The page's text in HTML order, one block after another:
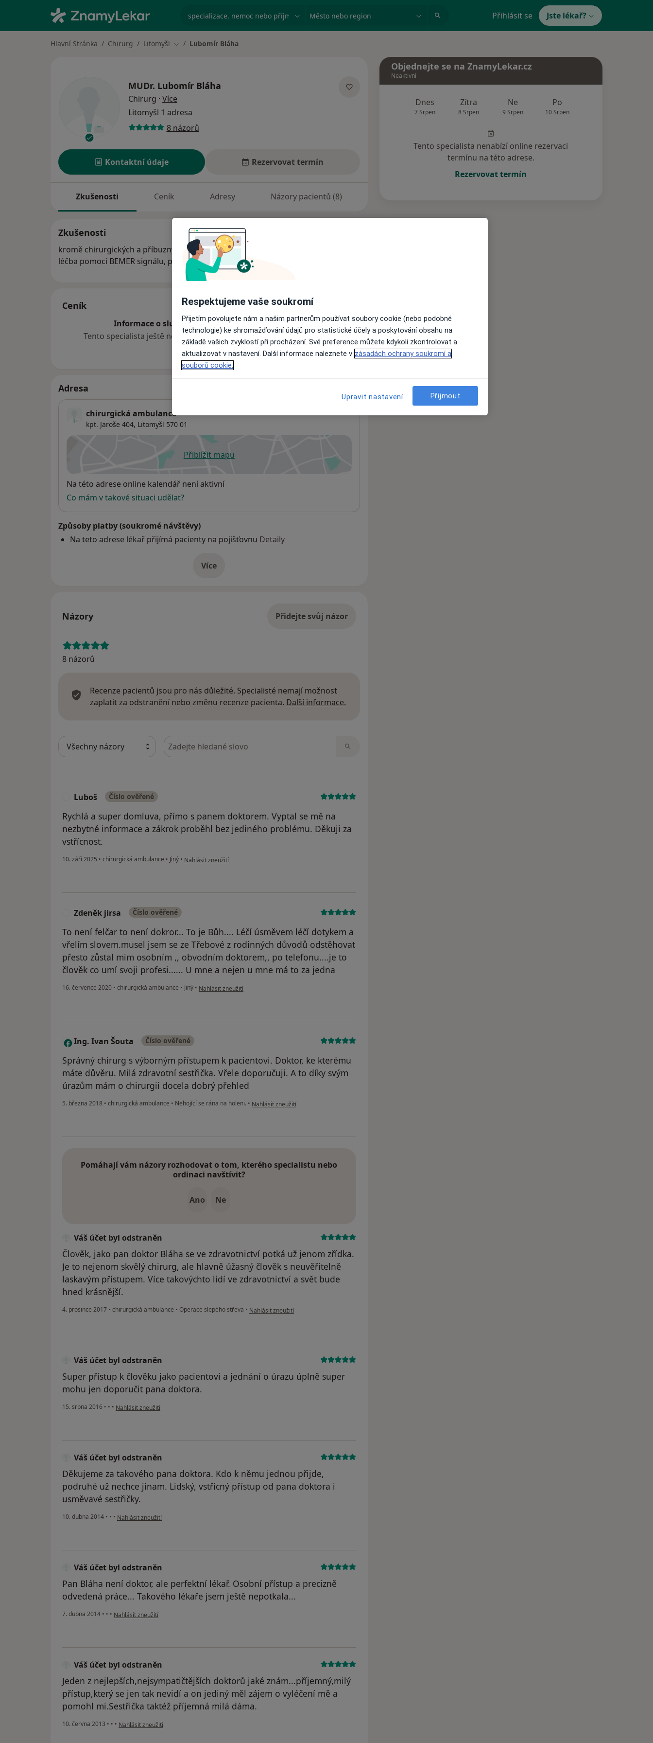
specializace, nemoc nebo příjmení Město nebo region Přihlásit se Jste lékař?
Hlavní Stránka Chirurg Litomyšl Změna města
Lubomír Bláha
MUDr. Lubomír Bláha
Chirurg · Více
Litomyšl 1 adresa
8 názorů
Kontaktní údaje Rezervovat termín
Zkušenosti Ceník Adresy Názory pacientů (8)
Zkušenosti
kromě chirurgických a příbuzných ortopedicko -urologicko- kožních záležitostí i
léčba pomocí BEMER signálu, platící obecně pro každou živou bytost
Ceník
Informace o službách a cenách nejsou k dispozici
Tento specialista ještě nepřidával žádné informace o svých službách.
Adresa
chirurgická ambulance
kpt. Jaroše 404, Litomyšl 570 01
Přiblížit mapuse otevře v nové záložce
Dostupnost
Na této adrese online kalendář není aktivní
Co mám v takové situaci udělat?
Způsoby platby (soukromé návštěvy)
Na teto adrese lékař přijímá pacienty na pojišťovnu Detaily
Víceo adrese
Názory Přidejte svůj názor
8 názorů
Recenze pacientů jsou pro nás důležité. Specialisté nemají možnost
zaplatit za odstranění nebo změnu recenze pacienta. Další informace.
Hledejte v názorech
Luboš Číslo ověřené
Rychlá a super domluva, přímo s panem doktorem. Vyptal se mě na
nezbytné informace a zákrok proběhl bez jediného problému. Děkuji za
vstřícnost.
10. září 2025 • chirurgická ambulance • Jiný • podle názoru uživatele Luboš
Nahlásit zneužití
Zdeněk jirsa Číslo ověřené
To není felčar to není dokror... To je Bůh.... Léčí úsměvem léčí dotykem a
vřelím slovem.musel jsem se ze Třebové z rodinných důvodů odstěhovat
přesto zůstal mim osobním ,, obvodním doktorem,, po telefonu....je to
člověk co umí svoji profesi...... U mne a nejen u mne má to za jedna
16. července 2020 • chirurgická ambulance • Jiný • podle názoru uživatele Zdeněk jirsa
Nahlásit zneužití
I Ing. Ivan Šouta Číslo ověřené
Správný chirurg s výborným přístupem k pacientovi. Doktor, ke kterému
máte důvěru. Milá zdravotní sestřička. Vřele doporučuji. A to díky svým
úrazům mám o chirurgii docela dobrý přehled
5. března 2018 • chirurgická ambulance • Nehojící se rána na holeni. • podle názoru uživatele Ing. Ivan Šouta
Nahlásit zneužití
Pomáhají vám názory rozhodovat o tom, kterého specialistu nebo
ordinaci navštívit?
Ano Ne
Váš účet byl odstraněn
Člověk, jako pan doktor Bláha se ve zdravotnictví potká už jenom zřídka.
Je to nejenom skvělý chirurg, ale hlavně úžasný člověk s neuvěřitelně
laskavým přístupem. Více takovýchto lidí ve zdravotnictví a svět bude
hned krásnější.
4. prosince 2017 • chirurgická ambulance • Operace slepého střeva • podle názoru uživatele Váš účet byl odstraněn
Nahlásit zneužití
Váš účet byl odstraněn
Super přístup k člověku jako pacientovi a jednání o úrazu úplně super
mohu jen doporučit pana doktora.
15. srpna 2016 • • • podle názoru uživatele Váš účet byl odstraněn
Nahlásit zneužití
Váš účet byl odstraněn
Děkujeme za takového pana doktora. Kdo k němu jednou přijde,
podruhé už nechce jinam. Lidský, vstřícný přístup od pana doktora i
usměvavé sestřičky.
10. dubna 2014 • • • podle názoru uživatele Váš účet byl odstraněn
Nahlásit zneužití
Váš účet byl odstraněn
Pan Bláha není doktor, ale perfektní lékař. Osobní přístup a precizně
odvedená práce... Takového lékaře jsem ještě nepotkala...
7. dubna 2014 • • • podle názoru uživatele Váš účet byl odstraněn
Nahlásit zneužití
Váš účet byl odstraněn
Jeden z nejlepších,nejsympatičtějších doktorů jaké znám...příjemný,milý
přístup,který se jen tak nevidí a on jediný měl zájem o vyléčení mě a
pomohl mi.Sestřička taktéž příjemná milá dáma.
10. června 2013 • • • podle názoru uživatele Váš účet byl odstraněn
Nahlásit zneužití
Objednejte se na ZnamyLekar.cz
Neaktivní
Dnes
7 Srpen
Zítra
8 Srpen
Ne
9 Srpen
Po
10 Srpen
Tento specialista nenabízí online rezervaci
termínu na této adrese.
Rezervovat termín
Respektujeme vaše soukromí
Přijetím povolujete nám a našim partnerům používat soubory cookie (nebo podobné
technologie) ke shromažďování údajů pro statistické účely a poskytování obsahu na
základě vašich zvyklostí při procházení. Své preference můžete kdykoli zkontrolovat a
aktualizovat v nastavení. Další informace naleznete v zásadách ochrany soukromí a
souborů cookie.
Upravit nastavení Přijmout